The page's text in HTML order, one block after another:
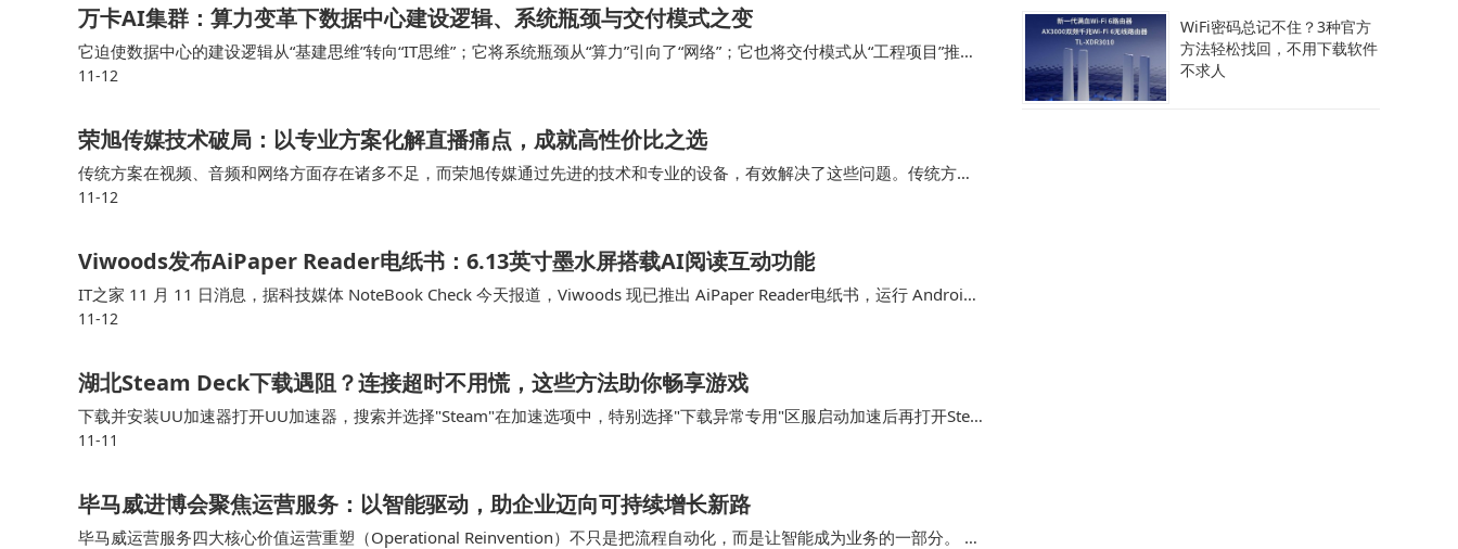
万卡AI集群：算力变革下数据中心建设逻辑、系统瓶颈与交付模式之变
它迫使数据中心的建设逻辑从“基建思维”转向“IT思维”；它将系统瓶颈从“算力”引向了“网络”；它也将交付模式从“工程项目”推向
了“产品制造”。 当一个万卡集群被点亮时，它不再是一个被动容纳IT设备的“机房”…
11-12
荣旭传媒技术破局：以专业方案化解直播痛点，成就高性价比之选
传统方案在视频、音频和网络方面存在诸多不足，而荣旭传媒通过先进的技术和专业的设备，有效解决了这些问题。传统方案
的视频分辨率较低，画面不够清晰，而荣旭传媒的4K 超高清视频拍摄制作让画面质量有了质的提升；传统…
11-12
Viwoods发布AiPaper Reader电纸书：6.13英寸墨水屏搭载AI阅读互动功能
IT之家 11 月 11 日消息，据科技媒体 NoteBook Check 今天报道，Viwoods 现已推出 AiPaper Reader电纸书，运行 Android
16 操作系统，机身配备专用 AI …
11-12
湖北Steam Deck下载遇阻？连接超时不用慌，这些方法助你畅享游戏
下载并安装UU加速器打开UU加速器，搜索并选择"Steam"在加速选项中，特别选择"下载异常专用"区服启动加速后再打开Stea
m Deck进行下载许多湖北用户反馈，使用这种方式后，原本停滞的下载进度条重新开…
11-11
毕马威进博会聚焦运营服务：以智能驱动，助企业迈向可持续增长新路
毕马威运营服务四大核心价值运营重塑（Operational Reinvention）不只是把流程自动化，而是让智能成为业务的一部分。 在
WiFi密码总记不住？3种官方
方法轻松找回，不用下载软件
不求人